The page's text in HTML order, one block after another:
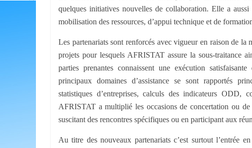
quelques ini­tiatives nouvelles de collaboration. Elle a
mobilisation des ressources, d’appui technique et de
Les partenariats sont renforcés avec vigueur en raison de
projets pour les­quels AFRISTAT assure la sous-traitance
parties prenantes connaissent une exécu­tion
principaux domaines d’assistance se sont rapportés
statistiques d’entreprises, calculs des indicateurs ODD,
AFRISTAT a multiplié les occasions de concertation ou
suscitant des ren­contres spécifiques ou en participant aux
Au titre des nouveaux partenariats c’est surtout l’entrée